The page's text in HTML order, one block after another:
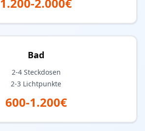
Bad
2-4Steckdosen
2-3 Lichtpunkte
600-1.200€